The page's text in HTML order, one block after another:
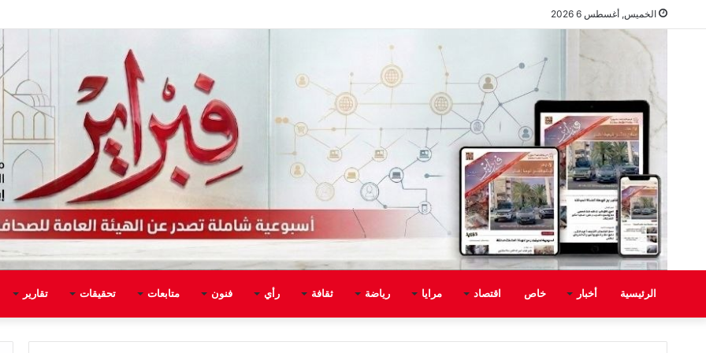
الخميس, أغسطس 6 2026
الرئيسية أخبار خاص اقتصاد مرايا رياضة ثقافة رأي فنون متابعات تحقيقات تقارير